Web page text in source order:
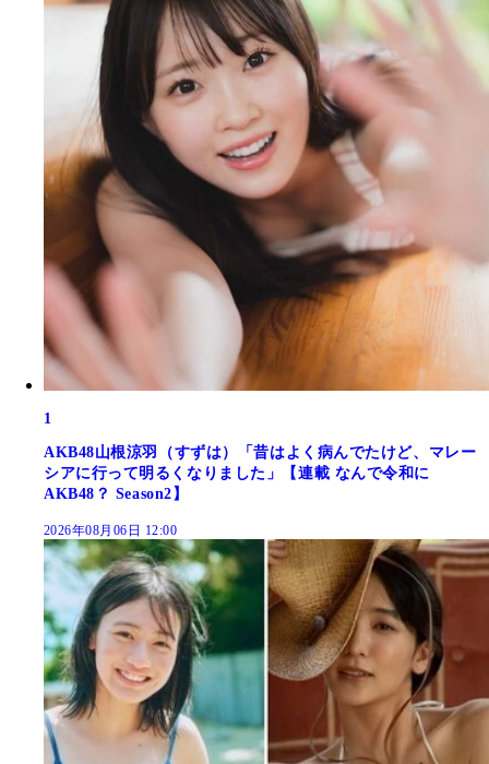
1
AKB48山根涼羽（すずは）「昔はよく病んでたけど、マレー
シアに行って明るくなりました」【連載 なんで令和に
AKB48？ Season2】
2026年08月06日 12:00